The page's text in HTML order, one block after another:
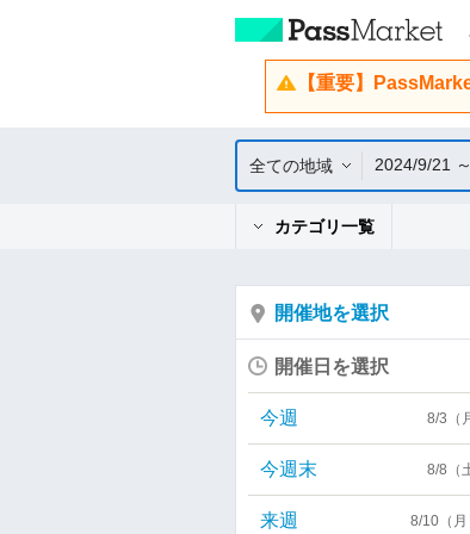
【重要】
全ての地域 2024/9/21
カテゴリ一覧
開催地を選択
開催日を選択
今週 8/3（
今週末 8/8（
来週 8/10（月